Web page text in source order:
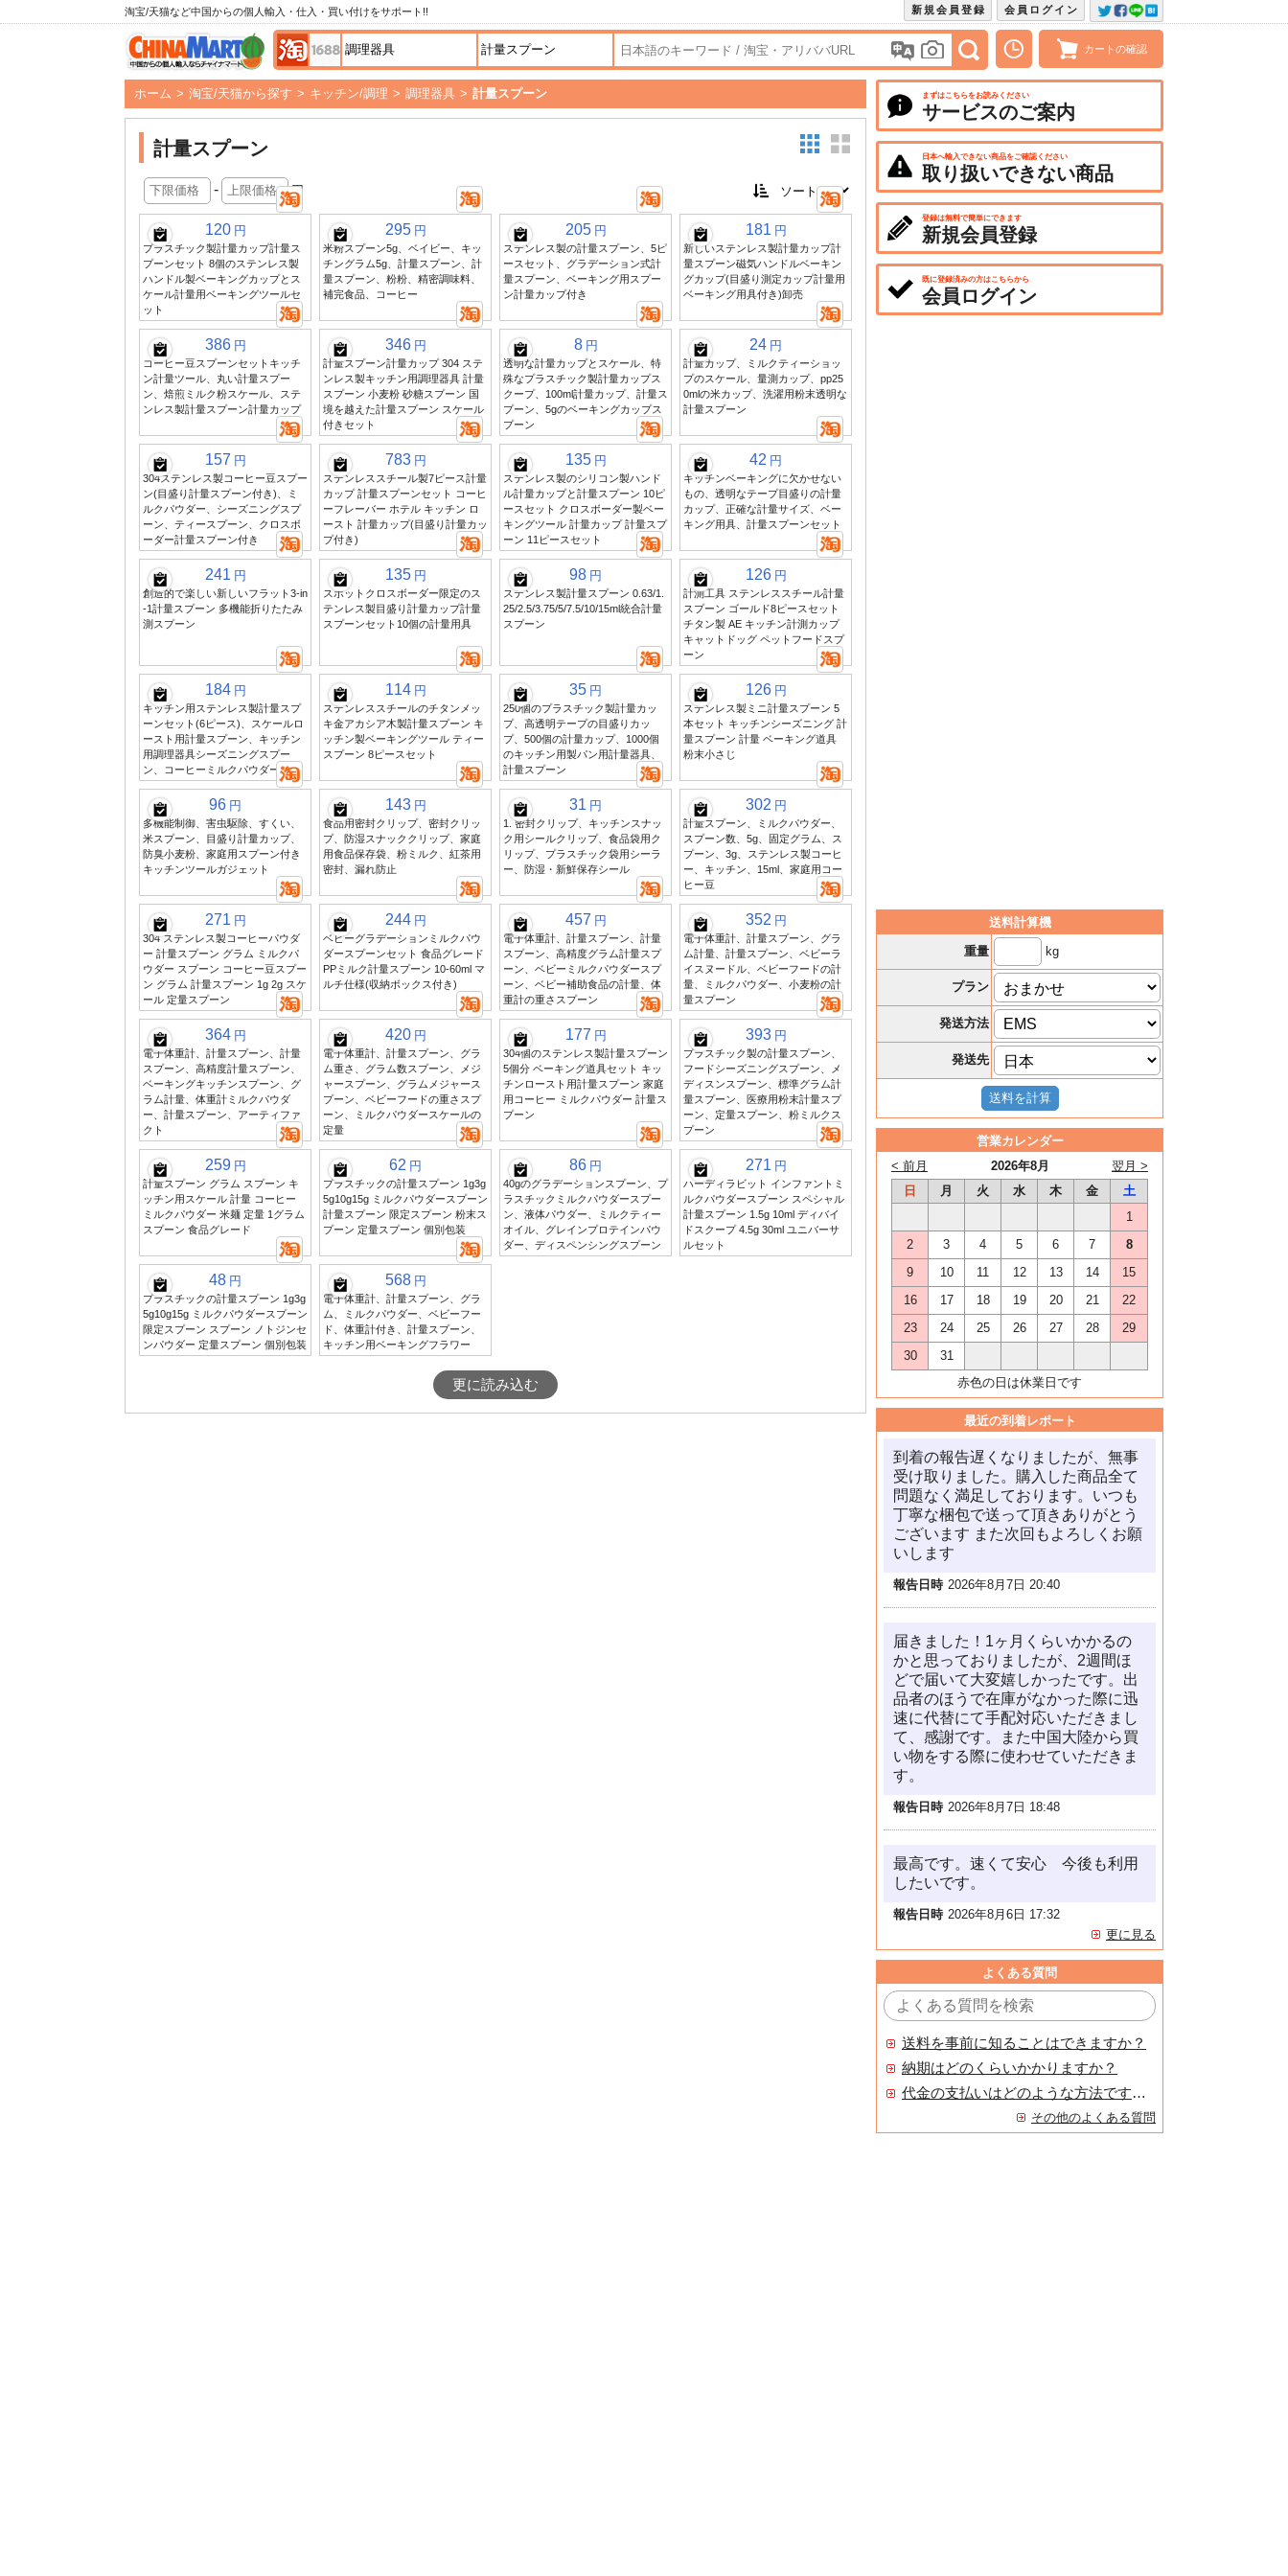
淘宝/天猫など中国からの個人輸入・仕入・買い付けをサポート!! 会員ログイン
新規会員登録
カートの確認
ホーム > 淘宝/天猫から探す > キッチン/調理 > 調理器具 > 計量スプーン
計量スプーン
- 円
120 円
プラスチック製計量カップ計量ス
プーンセット 8個のステンレス製
ハンドル製ベーキングカップとス
ケール計量用ベーキングツールセ
ット
295 円
米粉スプーン5g、ベイビー、キッ
チングラム5g、計量スプーン、計
量スプーン、粉粉、精密調味料、
補完食品、コーヒー
205 円
ステンレス製の計量スプーン、5ピ
ースセット、グラデーション式計
量スプーン、ベーキング用スプー
ン計量カップ付き
181 円
新しいステンレス製計量カップ計
量スプーン磁気ハンドルベーキン
グカップ(目盛り測定カップ計量用
ベーキング用具付き)卸売
386 円
コーヒー豆スプーンセットキッチ
ン計量ツール、丸い計量スプー
ン、焙煎ミルク粉スケール、ステ
ンレス製計量スプーン計量カップ
346 円
計量スプーン計量カップ 304 ステ
ンレス製キッチン用調理器具 計量
スプーン 小麦粉 砂糖スプーン 国
境を越えた計量スプーン スケール
付きセット
8 円
透明な計量カップとスケール、特
殊なプラスチック製計量カップス
クープ、100ml計量カップ、計量ス
プーン、5gのベーキングカップス
プーン
24 円
計量カップ、ミルクティーショッ
プのスケール、量測カップ、pp25
0mlの米カップ、洗濯用粉末透明な
計量スプーン
157 円
304ステンレス製コーヒー豆スプー
ン(目盛り計量スプーン付き)、ミ
ルクパウダー、シーズニングスプ
ーン、ティースプーン、クロスボ
ーダー計量スプーン付き
783 円
ステンレススチール製7ピース計量
カップ 計量スプーンセット コーヒ
ーフレーバー ホテル キッチン ロ
ースト 計量カップ(目盛り計量カッ
プ付き)
135 円
ステンレス製のシリコン製ハンド
ル計量カップと計量スプーン 10ピ
ースセット クロスボーダー製ベー
キングツール 計量カップ 計量スプ
ーン 11ピースセット
42 円
キッチンベーキングに欠かせない
もの、透明なテープ目盛りの計量
カップ、正確な計量サイズ、ベー
キング用具、計量スプーンセット
241 円
創造的で楽しい新しいフラット3-in
-1計量スプーン 多機能折りたたみ
測スプーン
135 円
スポットクロスボーダー限定のス
テンレス製目盛り計量カップ計量
スプーンセット10個の計量用具
98 円
ステンレス製計量スプーン 0.63/1.
25/2.5/3.75/5/7.5/10/15ml統合計量
スプーン
126 円
計測工具 ステンレススチール計量
スプーン ゴールド8ピースセット
チタン製 AE キッチン計測カップ
キャットドッグ ペットフードスプ
ーン
184 円
キッチン用ステンレス製計量スプ
ーンセット(6ピース)、スケールロ
ースト用計量スプーン、キッチン
用調理器具シーズニングスプー
ン、コーヒーミルクパウダー計量
114 円
ステンレススチールのチタンメッ
キ金アカシア木製計量スプーン キ
ッチン製ベーキングツール ティー
スプーン 8ピースセット
35 円
250個のプラスチック製計量カッ
プ、高透明テープの目盛りカッ
プ、500個の計量カップ、1000個
のキッチン用製パン用計量器具、
計量スプーン
126 円
ステンレス製ミニ計量スプーン 5
本セット キッチンシーズニング 計
量スプーン 計量 ベーキング道具
粉末小さじ
96 円
多機能制御、害虫駆除、すくい、
米スプーン、目盛り計量カップ、
防臭小麦粉、家庭用スプーン付き
キッチンツールガジェット
143 円
食品用密封クリップ、密封クリッ
プ、防湿スナッククリップ、家庭
用食品保存袋、粉ミルク、紅茶用
密封、漏れ防止
31 円
1. 密封クリップ、キッチンスナッ
ク用シールクリップ、食品袋用ク
リップ、プラスチック袋用シーラ
ー、防湿・新鮮保存シール
302 円
計量スプーン、ミルクパウダー、
スプーン数、5g、固定グラム、ス
プーン、3g、ステンレス製コーヒ
ー、キッチン、15ml、家庭用コー
ヒー豆
271 円
304 ステンレス製コーヒーパウダ
ー 計量スプーン グラム ミルクパ
ウダー スプーン コーヒー豆スプー
ン グラム 計量スプーン 1g 2g スケ
ール 定量スプーン
244 円
ベビーグラデーションミルクパウ
ダースプーンセット 食品グレード
PPミルク計量スプーン 10-60ml マ
ルチ仕様(収納ボックス付き)
457 円
電子体重計、計量スプーン、計量
スプーン、高精度グラム計量スプ
ーン、ベビーミルクパウダースプ
ーン、ベビー補助食品の計量、体
重計の重さスプーン
352 円
電子体重計、計量スプーン、グラ
ム計量、計量スプーン、ベビーラ
イスヌードル、ベビーフードの計
量、ミルクパウダー、小麦粉の計
量スプーン
364 円
電子体重計、計量スプーン、計量
スプーン、高精度計量スプーン、
ベーキングキッチンスプーン、グ
ラム計量、体重計ミルクパウダ
ー、計量スプーン、アーティファ
クト
420 円
電子体重計、計量スプーン、グラ
ム重さ、グラム数スプーン、メジ
ャースプーン、グラムメジャース
プーン、ベビーフードの重さスプ
ーン、ミルクパウダースケールの
定量
177 円
304個のステンレス製計量スプーン
5個分 ベーキング道具セット キッ
チンロースト用計量スプーン 家庭
用コーヒー ミルクパウダー 計量ス
プーン
393 円
プラスチック製の計量スプーン、
フードシーズニングスプーン、メ
ディスンスプーン、標準グラム計
量スプーン、医療用粉末計量スプ
ーン、定量スプーン、粉ミルクス
プーン
259 円
計量スプーン グラム スプーン キ
ッチン用スケール 計量 コーヒー
ミルクパウダー 米麺 定量 1グラム
スプーン 食品グレード
62 円
プラスチックの計量スプーン 1g3g
5g10g15g ミルクパウダースプーン
計量スプーン 限定スプーン 粉末ス
プーン 定量スプーン 個別包装
86 円
40gのグラデーションスプーン、プ
ラスチックミルクパウダースプー
ン、液体パウダー、ミルクティー
オイル、グレインプロテインパウ
ダー、ディスペンシングスプーン
271 円
ハーディラビット インファントミ
ルクパウダースプーン スペシャル
計量スプーン 1.5g 10ml ディバイ
ドスクープ 4.5g 30ml ユニバーサ
ルセット
48 円
プラスチックの計量スプーン 1g3g
5g10g15g ミルクパウダースプーン
限定スプーン スプーン ノトジンセ
ンパウダー 定量スプーン 個別包装
568 円
電子体重計、計量スプーン、グラ
ム、ミルクパウダー、ベビーフー
ド、体重計付き、計量スプーン、
キッチン用ベーキングフラワー
更に読み込む
まずはこちらをお読みください
サービスのご案内
日本へ輸入できない商品をご確認ください
取り扱いできない商品
登録は無料で簡単にできます
新規会員登録
既に登録済みの方はこちらから
会員ログイン
送料計算機
重量
kg
プラン
発送方法
発送先
営業カレンダー
2026年8月
< 前月
翌月 >
日
月 火 水 木 金
土
1
2
3 4 5 6 7
8
9
10 11 12 13 14
15
16
17 18 19 20 21
22
23
24 25 26 27 28
29
30
31
赤色の日は休業日です
最近の到着レポート
到着の報告遅くなりましたが、無事
受け取りました。購入した商品全て
問題なく満足しております。いつも
丁寧な梱包で送って頂きありがとう
ございます また次回もよろしくお願
いします
報告日時 2026年8月7日 20:40
届きました！1ヶ月くらいかかるの
かと思っておりましたが、2週間ほ
どで届いて大変嬉しかったです。出
品者のほうで在庫がなかった際に迅
速に代替にて手配対応いただきまし
て、感謝です。また中国大陸から買
い物をする際に使わせていただきま
す。
報告日時 2026年8月7日 18:48
最高です。速くて安心 今後も利用
したいです。
報告日時 2026年8月6日 17:32
更に見る
よくある質問
送料を事前に知ることはできますか？
納期はどのくらいかかりますか？
代金の支払いはどのような方法ですか？
その他のよくある質問